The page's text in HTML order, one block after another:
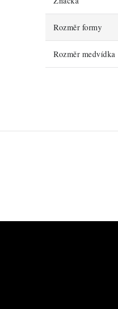
Rozměr formy
Rozměr medvídka